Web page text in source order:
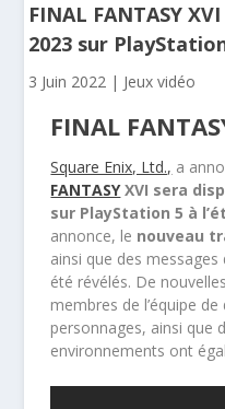
FINAL FANTASY
2023 sur
3 Juin 2022 | Jeux vidéo
FINAL
Square Enix, Ltd., a
FANTASYXVI sera
sur PlayStation 5 à
annonce, le nouveau
ainsi que des
été révélés. De
membres de l’équipe
personnages, ainsi que
environnements ont